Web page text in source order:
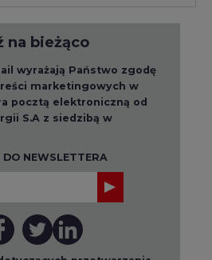
na bieżąco
wyrażają Państwo zgodę
marketingowych w
pocztą elektroniczną od
S.A z siedzibą w
NEWSLETTERA